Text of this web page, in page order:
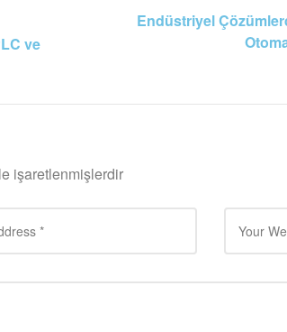
ve
Endüstriyel
işaretlenmişlerdir